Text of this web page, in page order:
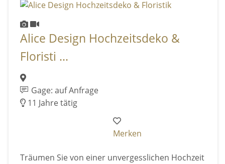
Alice Design Hochzeitsdeko &
Floristi ...
Gage: auf Anfrage
11 Jahre tätig
Merken
Träumen Sie von einer unvergesslichen Hochzeit